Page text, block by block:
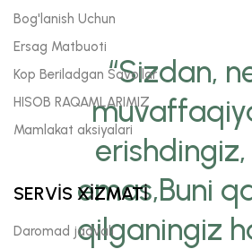
“Sizdan,
emas,Buni
qilganingiz
Bog'lanish Uchun
Ersag Matbuoti
Kop Beriladgan Savollar
HISOB RAQAMLARIMIZ
Mamlakat aksiyalari
SERVİS XİZMATİ
Daromad jadvali